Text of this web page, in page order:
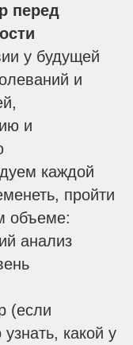
перед
у будущей
и
и
каждой
пройти
объеме:
анализ
(если
какой у